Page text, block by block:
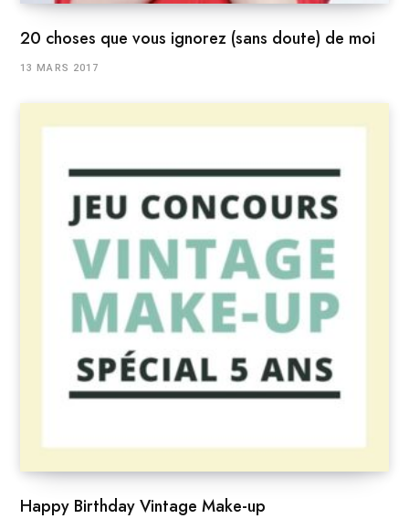
20 choses que vous ignorez (sans doute) de moi
13 MARS 2017
Happy Birthday Vintage Make-up